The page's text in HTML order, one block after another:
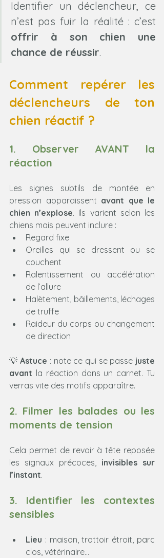
Identifier un déclencheur, ce
offrir à son chien une
chance de réussir.
Comment repérer les
déclencheurs de ton
chien réactif ?
1. Observer AVANT la
réaction
Les signes subtils de montée en
pression apparaissent avant que le
chien n’explose. Ils varient selon les
chiens mais peuvent inclure :
Regard fixe
Oreilles qui se dressent ou se
couchent
Ralentissement ou accélération
de l’allure
Halètement, bâillements, léchages
de truffe
Raideur du corps ou changement
de direction
💡 Astuce : note ce qui se passe juste
avant la réaction dans un carnet. Tu
verras vite des motifs apparaître.
2. Filmer les balades ou les
moments de tension
Cela permet de revoir à tête reposée
les signaux précoces, invisibles sur
l’instant.
3. Identifier les contextes
sensibles
Lieu : maison, trottoir étroit, parc
clos, vétérinaire…